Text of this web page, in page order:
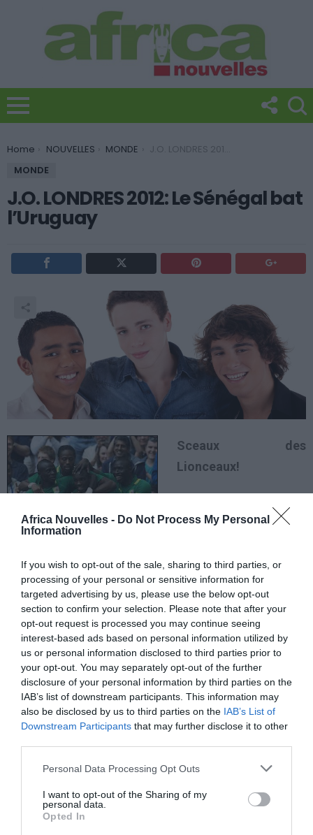
Africa Nouvelles - Do Not Process My Personal
Information
If you wish to opt-out of the sale, sharing to third parties, or
processing of your personal or sensitive information for
targeted advertising by us, please use the below opt-out
section to confirm your selection. Please note that after your
opt-out request is processed you may continue seeing
interest-based ads based on personal information utilized by
us or personal information disclosed to third parties prior to
your opt-out. You may separately opt-out of the further
disclosure of your personal information by third parties on the
IAB’s list of downstream participants. This information may
also be disclosed by us to third parties on the IAB’s List of
Downstream Participants that may further disclose it to other
Personal Data Processing Opt Outs
I want to opt-out of the Sharing of my
personal data.
Opted In
You are here:
Home NOUVELLES MONDE
J.O. LONDRES 2012: Le Sénégal bat l’Uruguay
MONDE
J.O. LONDRES 2012: Le Sénégal bat
l’Uruguay
Sceaux des
Lionceaux!
dimanche 29 juillet à
match du tournoi
olympique de football masculin, en battant l’équipe
d’Uruguay sur le score de 2-0.
Les buts sénégalais ont été inscrits par Moussa
Konaté qui a repris victorieusement deux corners
tirés à la 7ème et à la 36ème minute par Pape Ndiaye
Souaré.
La rencontre a été marquée par l’expulsion du
défenseur sénégalais Ablaye Bâ.
Le Sénégal prend provisoirement la tête de la poule A
avec cette victoire qui lui donne quatre points, en